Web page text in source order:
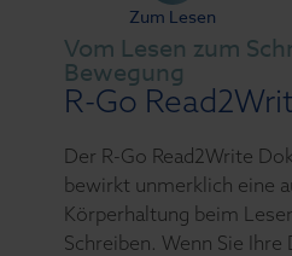
Vom Lesen zum
Bewegung
R-Go
Der R-Go Read2Write
bewirkt unmerklich eine
Körperhaltung beim
Schreiben. Wenn Sie
Zum Lesen